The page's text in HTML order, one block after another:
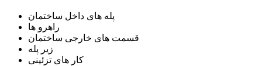
پله های داخل ساختمان
راهرو ها
قسمت های خارجی ساختمان
زیر پله
کار های تزئینی